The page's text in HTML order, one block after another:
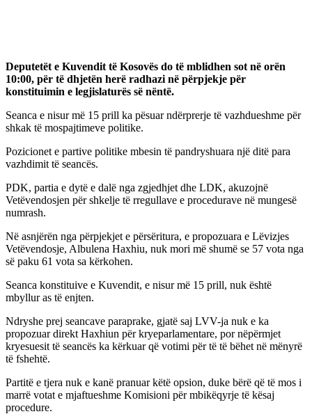
Deputetët e Kuvendit të Kosovës do të mblidhen sot në orën
10:00, për të dhjetën herë radhazi në përpjekje për
konstituimin e legjislaturës së nëntë.
Seanca e nisur më 15 prill ka pësuar ndërprerje të vazhdueshme për
shkak të mospajtimeve politike.
Pozicionet e partive politike mbesin të pandryshuara një ditë para
vazhdimit të seancës.
PDK, partia e dytë e dalë nga zgjedhjet dhe LDK, akuzojnë
Vetëvendosjen për shkelje të rregullave e procedurave në mungesë
numrash.
Në asnjërën nga përpjekjet e përsëritura, e propozuara e Lëvizjes
Vetëvendosje, Albulena Haxhiu, nuk mori më shumë se 57 vota nga
së paku 61 vota sa kërkohen.
Seanca konstituive e Kuvendit, e nisur më 15 prill, nuk është
mbyllur as të enjten.
Ndryshe prej seancave paraprake, gjatë saj LVV-ja nuk e ka
propozuar direkt Haxhiun për kryeparlamentare, por nëpërmjet
kryesuesit të seancës ka kërkuar që votimi për të të bëhet në mënyrë
të fshehtë.
Partitë e tjera nuk e kanë pranuar këtë opsion, duke bërë që të mos i
marrë votat e mjaftueshme Komisioni për mbikëqyrje të kësaj
procedure.